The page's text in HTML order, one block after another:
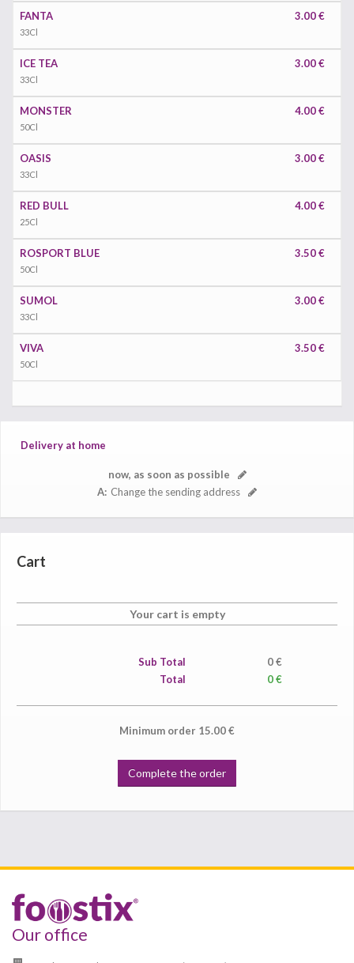
FANTA
33Cl
3.00 €
ICE TEA
33Cl
3.00 €
MONSTER
50Cl
4.00 €
OASIS
33Cl
3.00 €
RED BULL
25Cl
4.00 €
ROSPORT BLUE
50Cl
3.50 €
SUMOL
33Cl
3.00 €
VIVA
50Cl
3.50 €
Delivery at home
now, as soon as possible
A: Change the sending address
Cart
Your cart is empty
Sub Total 0€
Total
0 €
Minimum order 15.00€
Complete the order
Our office